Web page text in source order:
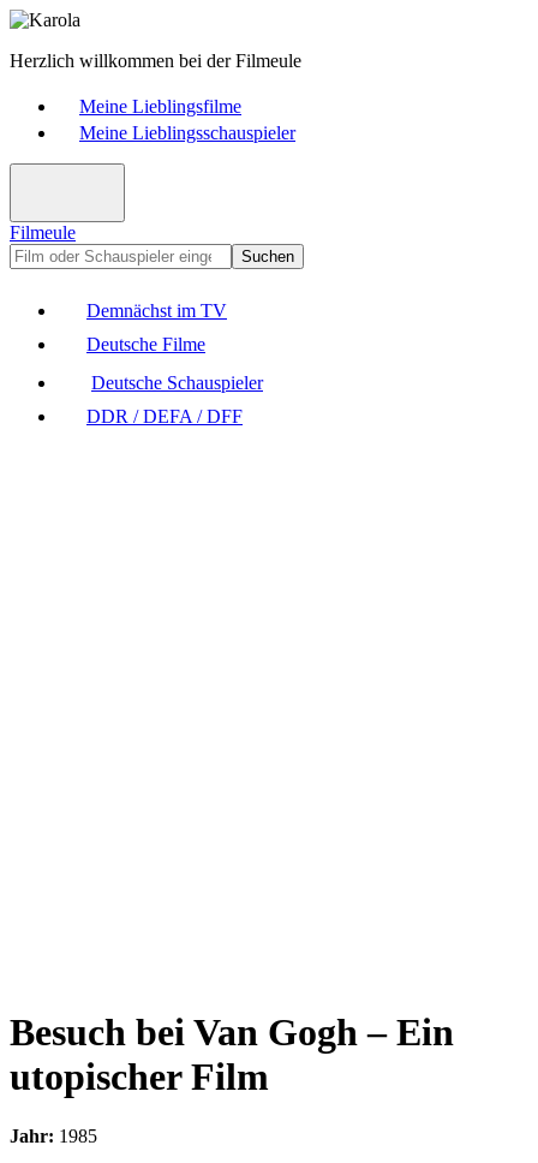
Herzlich willkommen bei der Filmeule
Meine Lieblingsfilme
Meine Lieblingsschauspieler
Filmeule
Suchen
Demnächst im TV
Deutsche Filme
Deutsche Schauspieler
DDR / DEFA / DFF
Besuch bei Van Gogh – Ein
utopischer Film
Jahr: 1985